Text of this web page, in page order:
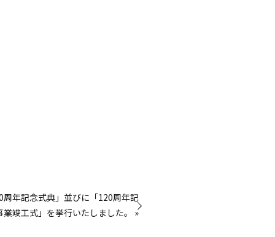
年記念式典」並びに「120周年記
業竣工式」を挙行いたしました。 »